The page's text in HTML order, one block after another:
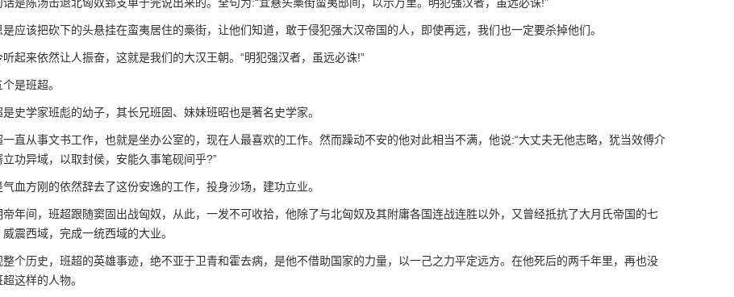
该把砍下的头悬挂在蛮夷居住的槀街，让他们知道，敢于侵犯强大汉帝国的人，即使再远，我们也一定要杀掉他们。
来依然让人振奋，这就是我们的大汉王朝。“明犯强汉者，虽远必诛!”
班超。
学家班彪的幼子，其长兄班固、妹妹班昭也是著名史学家。
从事文书工作，也就是坐办公室的，现在人最喜欢的工作。然而躁动不安的他对此相当不满，他说:“大丈夫无他志略，犹当效傅介
功异域，以取封侯，安能久事笔砚间乎?”
方刚的依然辞去了这份安逸的工作，投身沙场，建功立业。
间，班超跟随窦固出战匈奴，从此，一发不可收拾，他除了与北匈奴及其附庸各国连战连胜以外，又曾经抵抗了大月氏帝国的七
震西域，完成一统西域的大业。
历史，班超的英雄事迹，绝不亚于卫青和霍去病，是他不借助国家的力量，以一己之力平定远方。在他死后的两千年里，再也没
这样的人物。